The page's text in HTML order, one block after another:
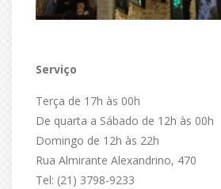
Serviço
Terça de 17h às 00h
De quarta a Sábado de 12h às 00h
Domingo de 12h às 22h
Rua Almirante Alexandrino, 470
Tel: (21) 3798-9233